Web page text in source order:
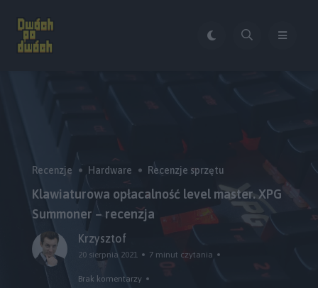
Recenzje Hardware Recenzje sprzętu
Klawiaturowa opłacalność level master. XPG
Summoner – recenzja
Krzysztof
20 sierpnia 2021 7 minut czytania
Brak komentarzy